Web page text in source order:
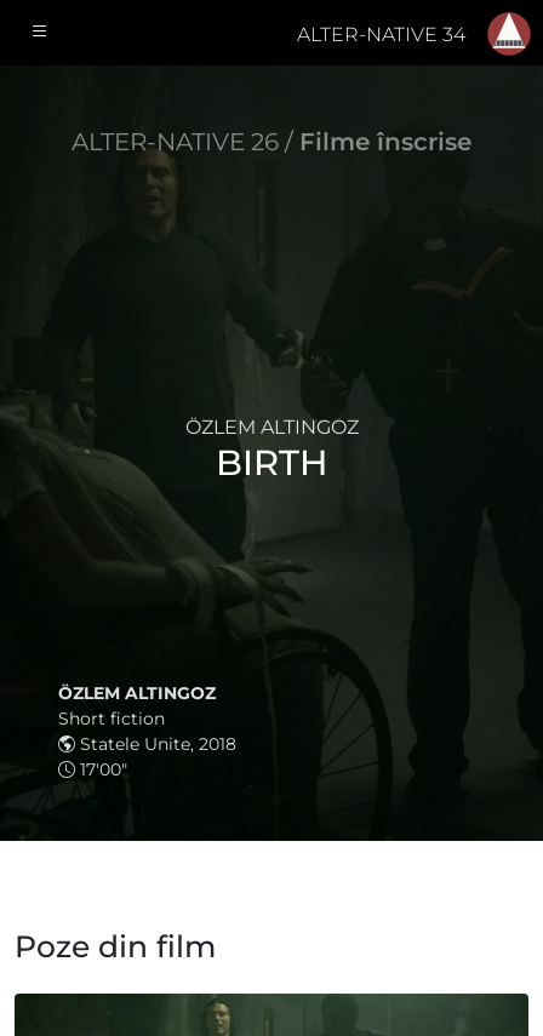
ALTER-NATIVE 34
ALTER-NATIVE 26 / Filme înscrise
ÖZLEM ALTINGOZ
BIRTH
ÖZLEM ALTINGOZ
Short fiction
Statele Unite, 2018
17'00"
Poze din film